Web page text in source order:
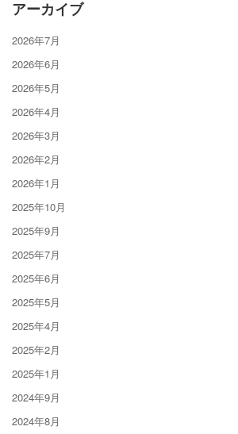
アーカイブ
2026年7月
2026年6月
2026年5月
2026年4月
2026年3月
2026年2月
2026年1月
2025年10月
2025年9月
2025年7月
2025年6月
2025年5月
2025年4月
2025年2月
2025年1月
2024年9月
2024年8月